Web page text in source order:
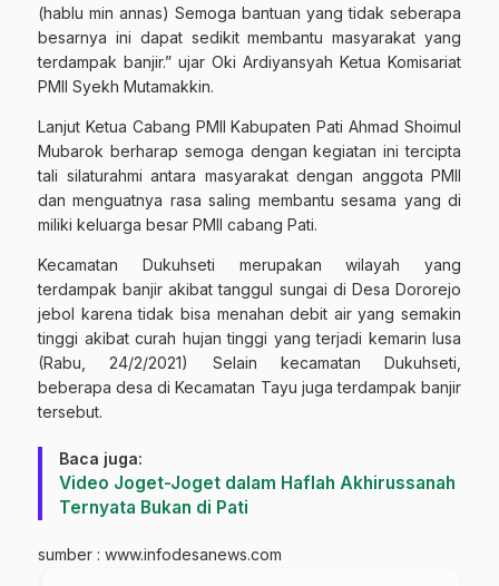
(hablu min annas) Semoga bantuan yang tidak seberapa
besarnya ini dapat sedikit membantu masyarakat yang
terdampak banjir.” ujar Oki Ardiyansyah Ketua Komisariat
PMII Syekh Mutamakkin.
Lanjut Ketua Cabang PMII Kabupaten Pati Ahmad Shoimul
Mubarok berharap semoga dengan kegiatan ini tercipta
tali silaturahmi antara masyarakat dengan anggota PMII
dan menguatnya rasa saling membantu sesama yang di
miliki keluarga besar PMII cabang Pati.
Kecamatan Dukuhseti merupakan wilayah yang
terdampak banjir akibat tanggul sungai di Desa Dororejo
jebol karena tidak bisa menahan debit air yang semakin
tinggi akibat curah hujan tinggi yang terjadi kemarin lusa
(Rabu, 24/2/2021) Selain kecamatan Dukuhseti,
beberapa desa di Kecamatan Tayu juga terdampak banjir
tersebut.
Baca juga:
Video Joget-Joget dalam Haflah Akhirussanah
Ternyata Bukan di Pati
sumber : www.infodesanews.com